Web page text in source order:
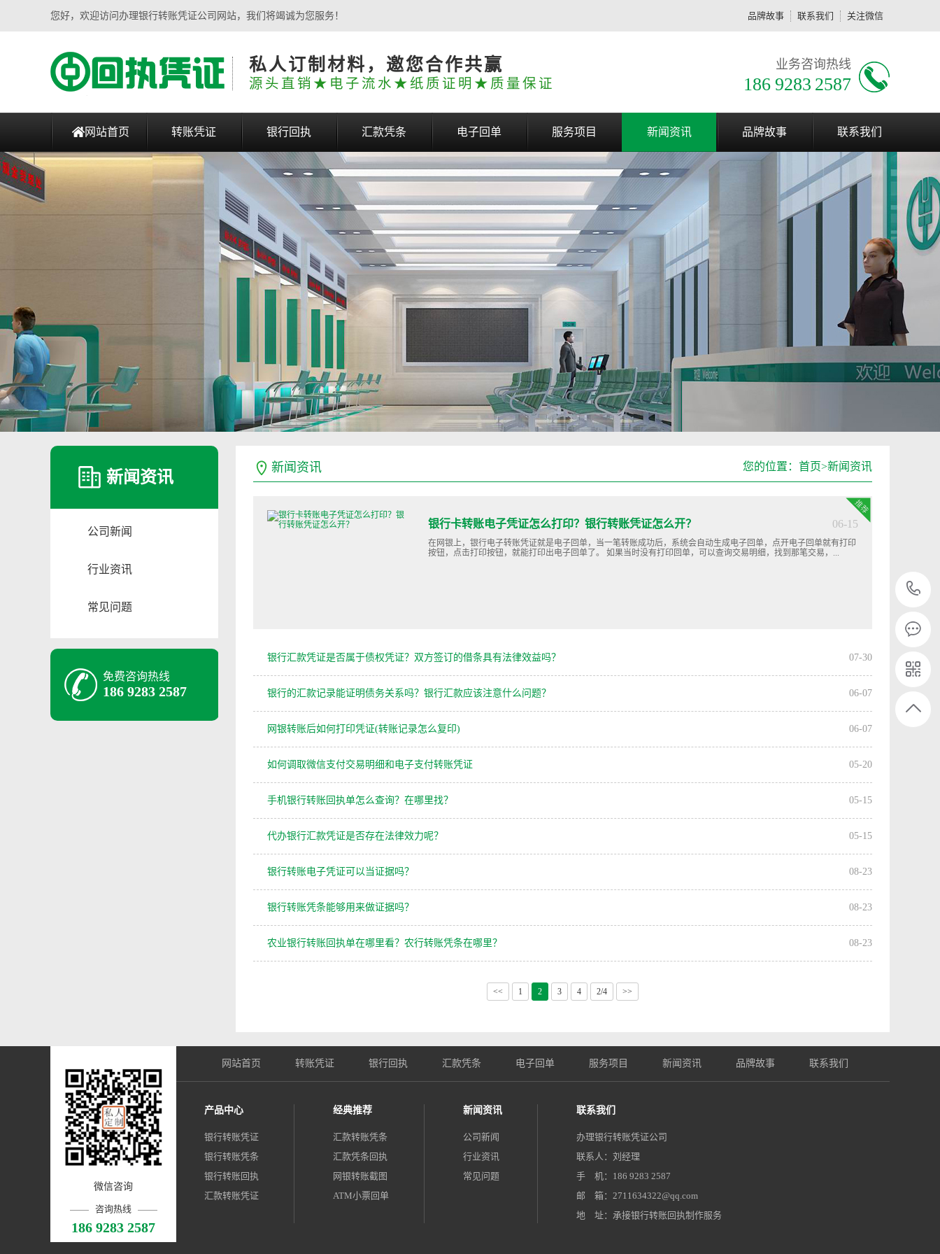
您好，欢迎访问办理银行转账凭证公司网站，我们将竭诚为您服务！ 品牌故事 联系我们 关注微信
私人订制材料，邀您合作共赢
源头直销★电子流水★纸质证明★质量保证
业务咨询热线
186 9283 2587
网站首页 转账凭证 银行回执 汇款凭条 电子回单 服务项目 新闻资讯 品牌故事 联系我们
新闻资讯
公司新闻
行业资讯
常见问题
免费咨询热线
186 9283 2587
新闻资讯 您的位置： 首页>新闻资讯
06-15
银行卡转账电子凭证怎么打印？银行转账凭证怎么开？
在网银上，银行电子转账凭证就是电子回单，当一笔转账成功后，系统会自动生成电子回单，点开电子回单就有打印
按钮，点击打印按钮，就能打印出电子回单了。 如果当时没有打印回单，可以查询交易明细，找到那笔交易，...
银行汇款凭证是否属于债权凭证？双方签订的借条具有法律效益吗？ 07-30
银行的汇款记录能证明债务关系吗？银行汇款应该注意什么问题？ 06-07
网银转账后如何打印凭证(转账记录怎么复印) 06-07
如何调取微信支付交易明细和电子支付转账凭证 05-20
手机银行转账回执单怎么查询？在哪里找？ 05-15
代办银行汇款凭证是否存在法律效力呢？ 05-15
银行转账电子凭证可以当证据吗？ 08-23
银行转账凭条能够用来做证据吗？ 08-23
农业银行转账回执单在哪里看？农行转账凭条在哪里？ 08-23
<< 1 2 3 4 2/4 >>
微信咨询
咨询热线
186 9283 2587
网站首页 转账凭证 银行回执 汇款凭条 电子回单 服务项目 新闻资讯 品牌故事 联系我们
产品中心
银行转账凭证
银行转账凭条
银行转账回执
汇款转账凭证
经典推荐
汇款转账凭条
汇款凭条回执
网银转账截图
ATM小票回单
新闻资讯
公司新闻
行业资讯
常见问题
联系我们
办理银行转账凭证公司
联系人：刘经理
手 机：186 9283 2587
邮 箱：2711634322@qq.com
地 址：承接银行转账回执制作服务